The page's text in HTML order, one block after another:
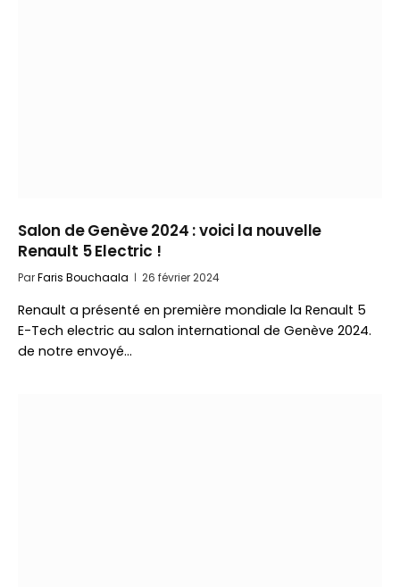
Salon de Genève 2024 : voici la nouvelle
Renault 5 Electric !
ParFaris Bouchaala 26 février 2024
Renault a présenté en première mondiale la Renault 5
E-Tech electric au salon international de Genève 2024.
de notre envoyé…